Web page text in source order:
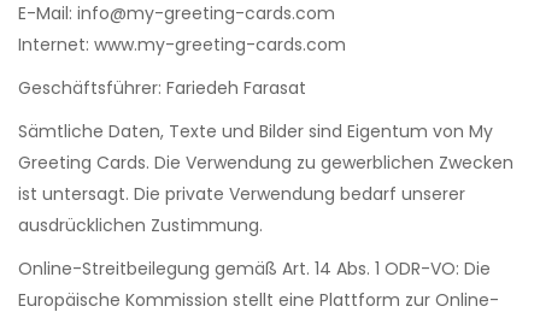
E-Mail: info@my-greeting-cards.com
Internet: www.my-greeting-cards.com
Geschäftsführer: Fariedeh Farasat
Sämtliche Daten, Texte und Bilder sind Eigentum von My
Greeting Cards. Die Verwendung zu gewerblichen Zwecken
ist untersagt. Die private Verwendung bedarf unserer
ausdrücklichen Zustimmung.
Online-Streitbeilegung gemäß Art. 14 Abs. 1 ODR-VO: Die
Europäische Kommission stellt eine Plattform zur Online-